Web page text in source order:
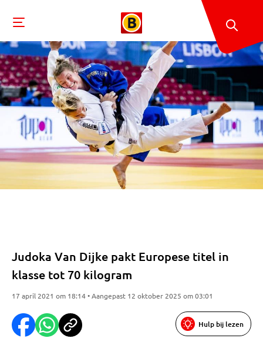
Judoka Van Dijke pakt Europese titel in
klasse tot 70 kilogram
17 april 2021 om 18:14 • Aangepast 12 oktober 2025 om 03:01
Hulp bij lezen